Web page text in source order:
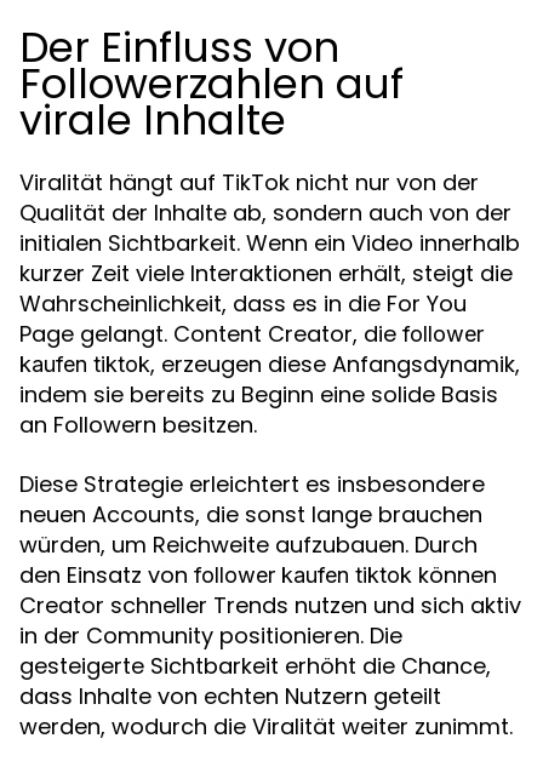
Der Einfluss von
Followerzahlen auf
virale Inhalte
Viralität hängt auf TikTok nicht nur von der
Qualität der Inhalte ab, sondern auch von der
initialen Sichtbarkeit. Wenn ein Video innerhalb
kurzer Zeit viele Interaktionen erhält, steigt die
Wahrscheinlichkeit, dass es in die For You
Page gelangt. Content Creator, die follower
kaufen tiktok, erzeugen diese Anfangsdynamik,
indem sie bereits zu Beginn eine solide Basis
an Followern besitzen.
Diese Strategie erleichtert es insbesondere
neuen Accounts, die sonst lange brauchen
würden, um Reichweite aufzubauen. Durch
den Einsatz von follower kaufen tiktok können
Creator schneller Trends nutzen und sich aktiv
in der Community positionieren. Die
gesteigerte Sichtbarkeit erhöht die Chance,
dass Inhalte von echten Nutzern geteilt
werden, wodurch die Viralität weiter zunimmt.